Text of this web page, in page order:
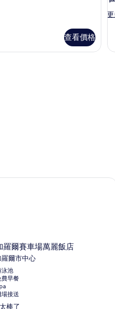
查看價格
1
更
客
情
羅爾賽車場萬麗飯店
爾市中心
泳池
費早餐
場接送
太棒了
爾賽車場萬麗飯店